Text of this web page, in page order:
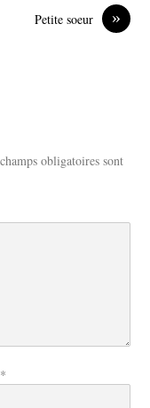
»
Petite soeur
obligatoires sont
*